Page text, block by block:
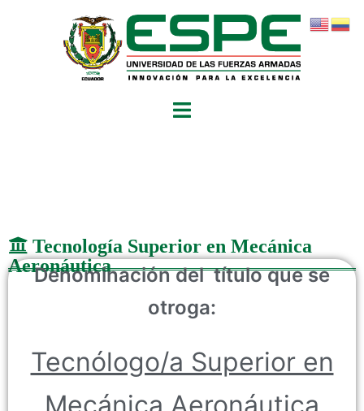
Tecnología Superior en Mecánica
Aeronáutica
Denominación del título que se
otroga:
Tecnólogo/a Superior en